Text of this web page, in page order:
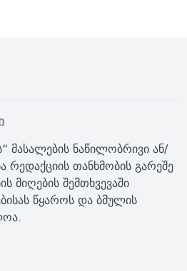
მასალების ნაწილობრივი ან/
რედაქციის თანხმობის გარეშე
მიღების შემთხვევაში
წყაროს და ბმულის